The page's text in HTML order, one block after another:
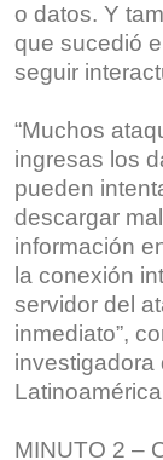
o datos. Y
que sucedió
seguir
“Muchos
ingresas los
pueden
descargar
información
la conexión
servidor del
inmediato”,
investigadora
MINUTO 2 –